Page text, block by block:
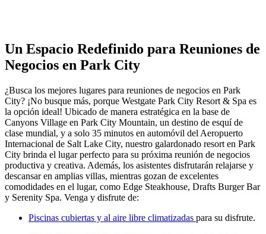
Un Espacio Redefinido para Reuniones de
Negocios en Park City
¿Busca los mejores lugares para reuniones de negocios en Park
City? ¡No busque más, porque Westgate Park City Resort & Spa es
la opción ideal! Ubicado de manera estratégica en la base de
Canyons Village en Park City Mountain, un destino de esquí de
clase mundial, y a solo 35 minutos en automóvil del Aeropuerto
Internacional de Salt Lake City, nuestro galardonado resort en Park
City brinda el lugar perfecto para su próxima reunión de negocios
productiva y creativa. Además, los asistentes disfrutarán relajarse y
descansar en amplias villas, mientras gozan de excelentes
comodidades en el lugar, como Edge Steakhouse, Drafts Burger Bar
y Serenity Spa. Venga y disfrute de:
Piscinas cubiertas y al aire libre climatizadas para su disfrute.